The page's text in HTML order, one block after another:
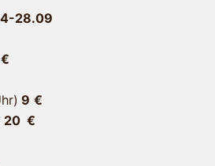
28.09
9 €
20 €